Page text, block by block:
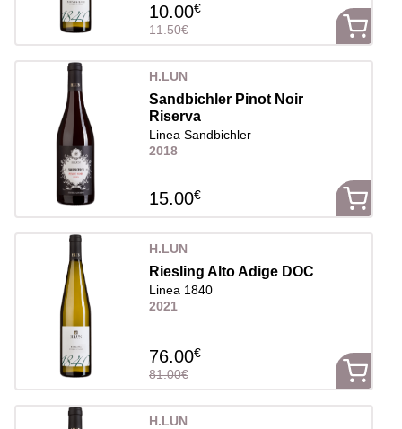
10.00€
11.50€
H.LUN
Sandbichler Pinot Noir
Riserva
Linea Sandbichler
2018
15.00€
H.LUN
Riesling Alto Adige DOC
Linea 1840
2021
76.00€
81.00€
H.LUN